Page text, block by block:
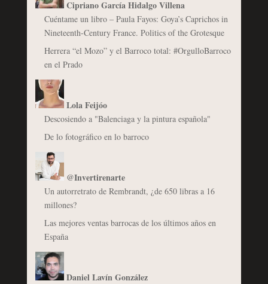
Cipriano García Hidalgo Villena
Cuéntame un libro – Paula Fayos: Goya’s Caprichos in
Nineteenth-Century France. Politics of the Grotesque
Herrera “el Mozo” y el Barroco total: #OrgulloBarroco
en el Prado
Lola Feijóo
Descosiendo a "Balenciaga y la pintura española"
De lo fotográfico en lo barroco
@Invertirenarte
Un autorretrato de Rembrandt, ¿de 650 libras a 16
millones?
Las mejores ventas barrocas de los últimos años en
España
Daniel Lavín González